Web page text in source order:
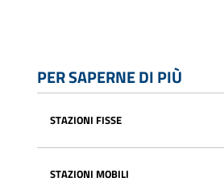
PER SAPERNE DI PIÙ
STAZIONI FISSE
STAZIONI MOBILI